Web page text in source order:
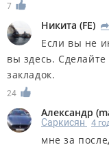
7
Никита (FE) R
Если вы не
вы здесь.
закладок.
24
Александр (
Саркисян
4
мне за